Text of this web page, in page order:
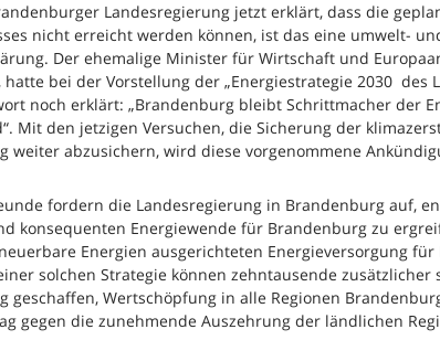
Landesregierung jetzt erklärt, dass die
nicht erreicht werden können, ist das eine umwelt-
Der ehemalige Minister für Wirtschaft und
bei der Vorstellung der „Energiestrategie 2030 des
noch erklärt: „Brandenburg bleibt Schrittmacher der
Mit den jetzigen Versuchen, die Sicherung der
weiter abzusichern, wird diese vorgenommene
fordern die Landesregierung in Brandenburg auf,
konsequenten Energiewende für Brandenburg zu
Energien ausgerichteten Energieversorgung
solchen Strategie können zehntausende
geschaffen, Wertschöpfung in alle Regionen
gegen die zunehmende Auszehrung der ländlichen